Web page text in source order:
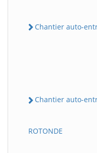
Chantier auto-
Chantier auto-
ROTONDE